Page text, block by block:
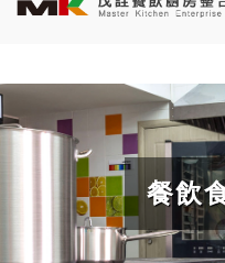
餐飲